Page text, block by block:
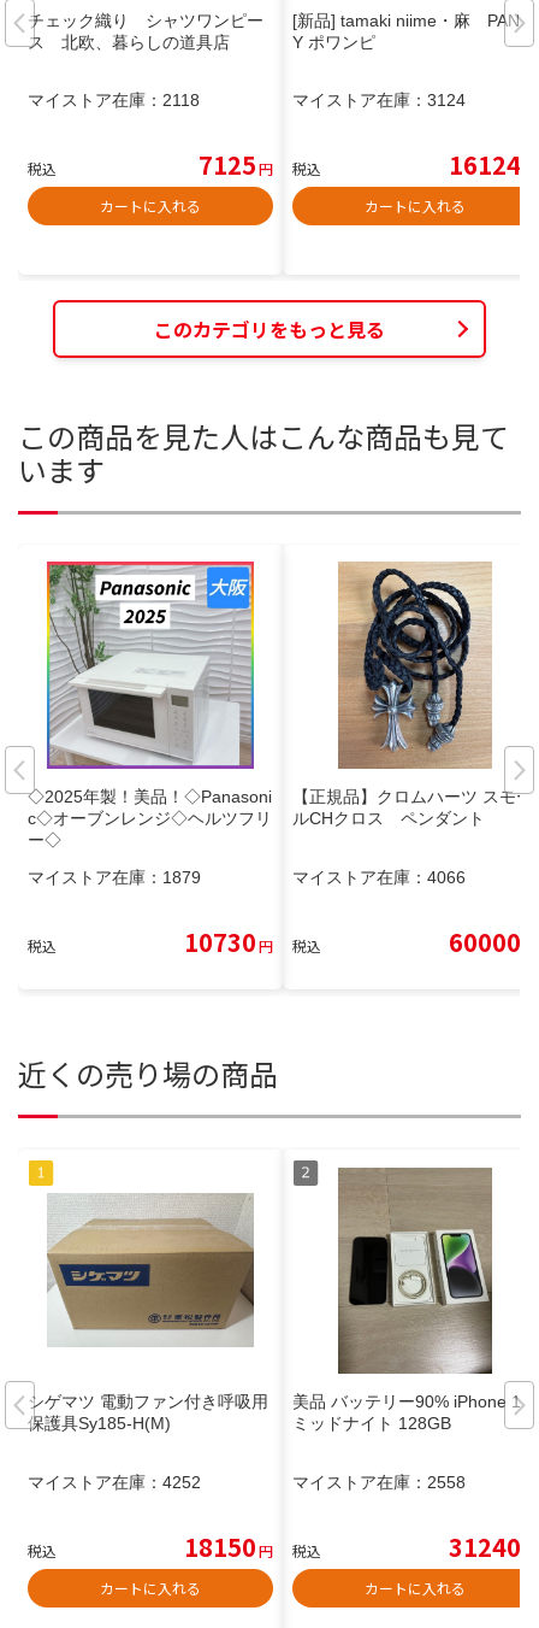
チェック織り シャツワンピー
ス 北欧、暮らしの道具店
マイストア在庫： 2118
税込 7125円
カートに入れる
[新品] tamaki niime・麻 PANS
Y ポワンピ
マイストア在庫： 3124
税込 16124
カートに入れる
このカテゴリをもっと見る
この商品を見た人はこんな商品も見て
います
◇2025年製！美品！◇Panasoni
c◇オーブンレンジ◇ヘルツフリ
ー◇
マイストア在庫： 1879
税込 10730円
【正規品】クロムハーツ スモー
ルCHクロス ペンダント
マイストア在庫： 4066
税込 60000
近くの売り場の商品
シゲマツ 電動ファン付き呼吸用
保護具Sy185-H(M)
マイストア在庫： 4252
税込 18150円
カートに入れる
美品 バッテリー90% iPhone 14
ミッドナイト 128GB
マイストア在庫： 2558
税込 31240
カートに入れる